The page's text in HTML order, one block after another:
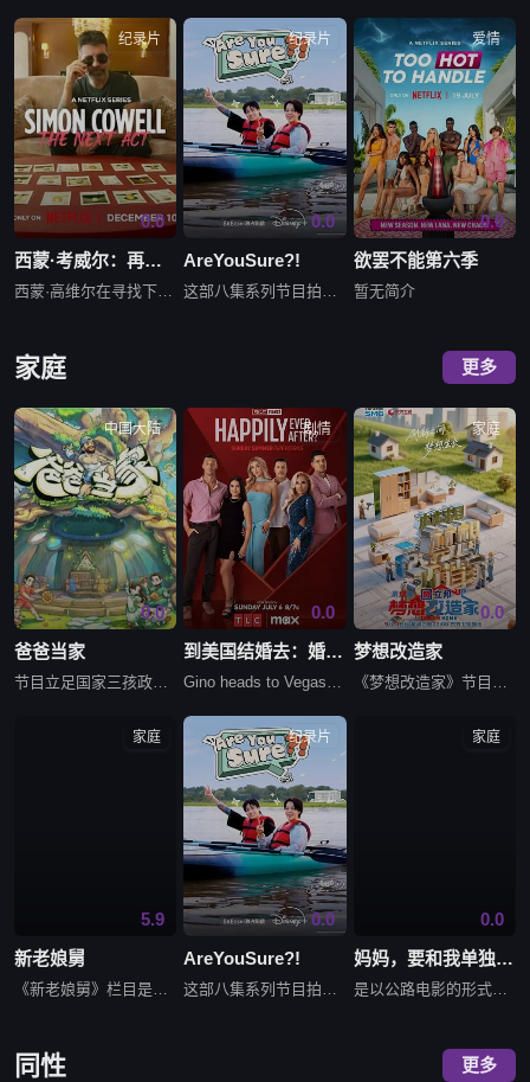
纪录片
0.0
西蒙·考威尔：再创传奇男团
西蒙·高维尔在寻找下一个人气男团，并甘愿为此冒任何风险。这些年轻的歌手能否证明他仍有点石成金的能力？
纪录片
0.0
AreYouSure?!‎
这部八集系列节目拍摄于2023年，在朴智旻和田柾国入伍韩国军队之前，它记录了两人前往三个标志性全球目的地的旅行：美国纽约州、韩国济州岛和日本札幌。
爱情
0.0
欲罢不能第六季
暂无简介
家庭 更多
中国大陆
0.0
爸爸当家
剧情
0.0
到美国结婚去：婚后篇
家庭
0.0
梦想改造家
家庭
5.9
新老娘舅
纪录片
0.0
AreYouSure?!‎
家庭
0.0
妈妈，要和我单独去旅行吗？
是以公路电影的形式记录李孝利有生以来第一次和妈妈一起旅行的样子的母女旅行随笔。
同性 更多